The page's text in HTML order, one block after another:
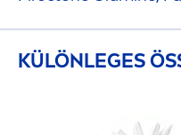
KÜLÖNLEGES